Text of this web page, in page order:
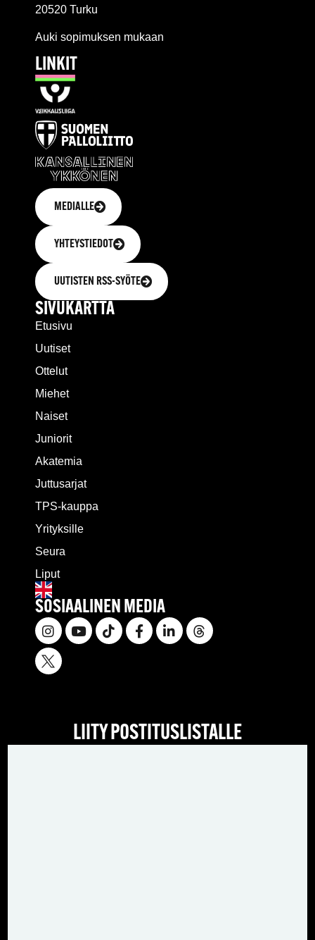
20520 Turku
Auki sopimuksen mukaan
LINKIT
MEDIALLE
YHTEYSTIEDOT
UUTISTEN RSS-SYÖTE
SIVUKARTTA
Etusivu
Uutiset
Ottelut
Miehet
Naiset
Juniorit
Akatemia
Juttusarjat
TPS-kauppa
Yrityksille
Seura
Liput
SOSIAALINEN MEDIA
LIITY POSTITUSLISTALLE